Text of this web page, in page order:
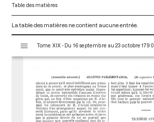
Table des matières
La table des matières ne contient aucune entrée.
s
Tome XIX - Du 16 septembre au 23 octobre 1790